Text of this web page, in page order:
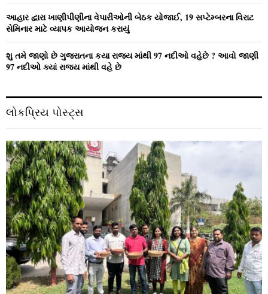
આહાર દ્વારા ખાણીપીણીના વેપારીઓની બેઠક યોજાઈ, 19 સપ્ટેમ્બરના વિરાટ
સેમિનાર માટે વ્યાપક આયોજન કરાયું
શુ તમે જાણો છે ગુજરાતના કયા રાજ્ય માંથી 97 નદીઓ વહેછે ? આવો જાણી
97 નદીઓ ક્યાં રાજ્ય માંથી વહે છે
લોકપ્રિય પોસ્ટ્સ